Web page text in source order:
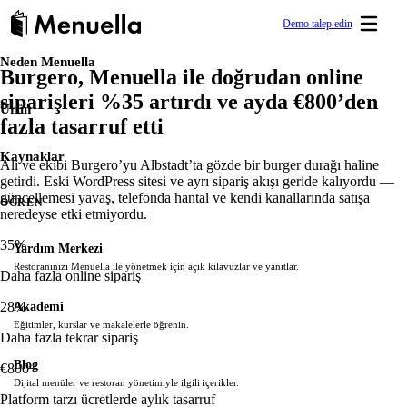
Demo talep edin
Hızlı başlayın
DIJITAL GÖRÜNÜRLÜK & MARKA
Restaurant Website
Sürükle & bırak ile restoranınız için duyarlı web siteleri
Dijital ve QR menü
Maksimum görünürlük için profesyonel dijital menü—5
sisteminizle otomatik senkron.
oluşturun.
Promosyon ve pazarlama kampanyaları için markalı
ÖĞREN
Yardım Merkezi
Restoranınızı Menuella ile yönetmek için açık kılavuzlar ve
Akademi
Eğitimler, kurslar ve makalelerle öğrenin.
Dijital menüler ve restoran yönetimiyle ilgili içerikler.
Restoran menülerindeki yemekler için sade bir başvuru kaynağı.
Vaka Çalışmaları
Restoranların Menuella ile başarısını görün.
Neden Menuella
Ürün
Kaynaklar
ÖĞREN
Yardım Merkezi
Restoranınızı Menuella ile yönetmek için açık kılavuzlar ve yanıtlar.
Akademi
Eğitimler, kurslar ve makalelerle öğrenin.
Blog
Dijital menüler ve restoran yönetimiyle ilgili içerikler.
Burgero, Menuella ile doğrudan online
siparişleri %35 artırdı ve ayda €800’den
fazla tasarruf etti
Ali ve ekibi Burgero’yu Albstadt’ta gözde bir burger durağı haline
getirdi. Eski WordPress sitesi ve ayrı sipariş akışı geride kalıyordu —
güncellemesi yavaş, telefonda hantal ve kendi kanallarında satışa
neredeyse etki etmiyordu.
35%
Daha fazla online sipariş
28%
Daha fazla tekrar sipariş
€800+
Platform tarzı ücretlerde aylık tasarruf